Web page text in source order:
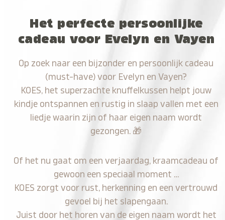
Het perfecte persoonlijke
cadeau voor Evelyn en Vayen
Op zoek naar een bijzonder en persoonlijk cadeau
(must-have) voor Evelyn en Vayen?
KOES, het superzachte knuffelkussen helpt jouw
kindje ontspannen en rustig in slaap vallen met een
liedje waarin zijn of haar eigen naam wordt
gezongen. 🎁
Of het nu gaat om een verjaardag, kraamcadeau of
gewoon een speciaal moment …
KOES zorgt voor rust, herkenning en een vertrouwd
gevoel bij het slapengaan.
Juist door het horen van de eigen naam wordt het